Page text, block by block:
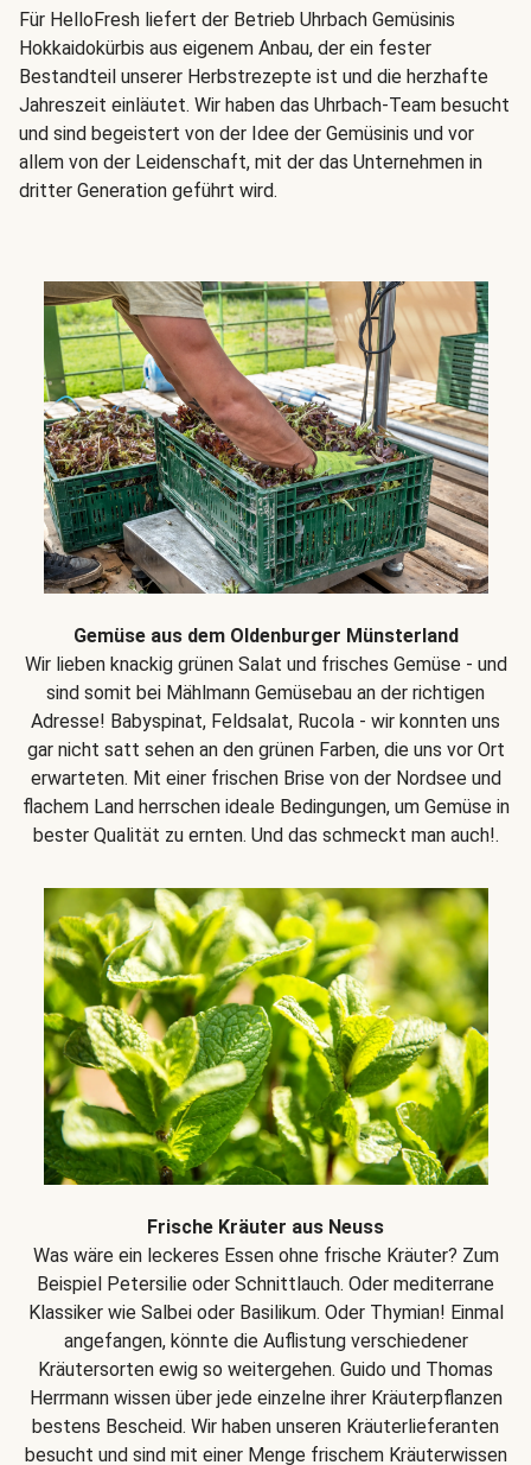
Für HelloFresh liefert der Betrieb Uhrbach Gemüsinis
Hokkaidokürbis aus eigenem Anbau, der ein fester
Bestandteil unserer Herbstrezepte ist und die herzhafte
Jahreszeit einläutet. Wir haben das Uhrbach-Team besucht
und sind begeistert von der Idee der Gemüsinis und vor
allem von der Leidenschaft, mit der das Unternehmen in
dritter Generation geführt wird.
Gemüse aus dem Oldenburger Münsterland
Wir lieben knackig grünen Salat und frisches Gemüse - und
sind somit bei Mählmann Gemüsebau an der richtigen
Adresse! Babyspinat, Feldsalat, Rucola - wir konnten uns
gar nicht satt sehen an den grünen Farben, die uns vor Ort
erwarteten. Mit einer frischen Brise von der Nordsee und
flachem Land herrschen ideale Bedingungen, um Gemüse in
bester Qualität zu ernten. Und das schmeckt man auch!.
Frische Kräuter aus Neuss
Was wäre ein leckeres Essen ohne frische Kräuter? Zum
Beispiel Petersilie oder Schnittlauch. Oder mediterrane
Klassiker wie Salbei oder Basilikum. Oder Thymian! Einmal
angefangen, könnte die Auflistung verschiedener
Kräutersorten ewig so weitergehen. Guido und Thomas
Herrmann wissen über jede einzelne ihrer Kräuterpflanzen
bestens Bescheid. Wir haben unseren Kräuterlieferanten
besucht und sind mit einer Menge frischem Kräuterwissen